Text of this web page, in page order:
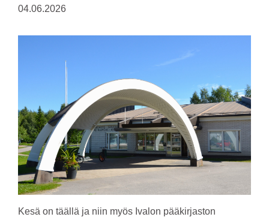
04.06.2026
Kesä on täällä ja niin myös Ivalon pääkirjaston